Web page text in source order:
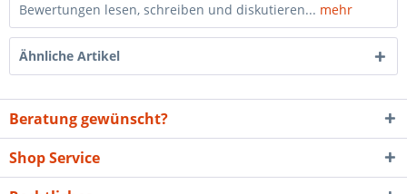
Bewertungen lesen, schreiben und diskutieren... mehr
Ähnliche Artikel
Beratung gewünscht?
Shop Service